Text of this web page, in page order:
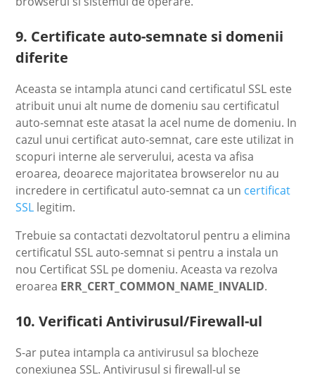
9. Certificate auto-semnate si domenii
diferite
Aceasta se intampla atunci cand certificatul SSL este
atribuit unui alt nume de domeniu sau certificatul
auto-semnat este atasat la acel nume de domeniu. In
cazul unui certificat auto-semnat, care este utilizat in
scopuri interne ale serverului, acesta va afisa
eroarea, deoarece majoritatea browserelor nu au
incredere in certificatul auto-semnat ca un certificat
SSL legitim.
Trebuie sa contactati dezvoltatorul pentru a elimina
certificatul SSL auto-semnat si pentru a instala un
nou Certificat SSL pe domeniu. Aceasta va rezolva
eroarea ERR_CERT_COMMON_NAME_INVALID.
10. Verificati Antivirusul/Firewall-ul
S-ar putea intampla ca antivirusul sa blocheze
conexiunea SSL. Antivirusul si firewall-ul se